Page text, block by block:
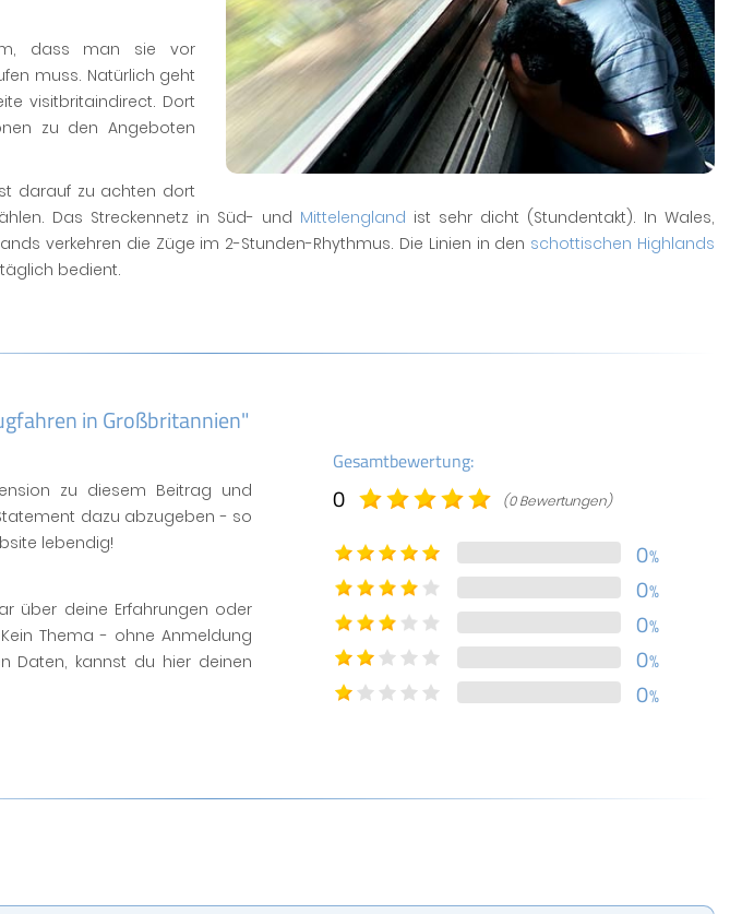
dass man sie vor
muss. Natürlich geht
visitbritaindirect. Dort
zu den Angeboten
darauf zu achten dort
Das Streckennetz in Süd- und Mittelengland ist sehr dicht (Stundentakt). In Wales,
verkehren die Züge im 2-Stunden-Rhythmus. Die Linien in den schottischen Highlands
bedient.
in Großbritannien"
Gesamtbewertung:
0 (0 Bewertungen)
0%
0%
0%
0%
0%
zu diesem Beitrag und
dazu abzugeben - so
lebendig!
über deine Erfahrungen oder
Thema - ohne Anmeldung
Daten, kannst du hier deinen